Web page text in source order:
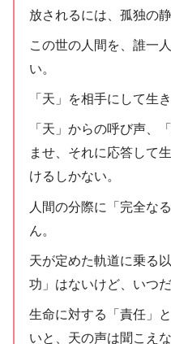
放されるには、孤独の
この世の人間を、誰一
い。
「天」を相手にして生
「天」からの呼び声、
ませ、それに応答して
けるしかない。
人間の分際に「完全な
ん。
天が定めた軌道に乗る
功」はないけど、いつ
生命に対する「責任」
いと、天の声は聞こえな